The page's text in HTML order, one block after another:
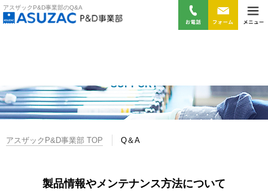
アスザックP&D事業部のQ&A
SUPPORT
アスザックP&D事業部 TOP Q＆A
製品情報やメンテナンス方法について